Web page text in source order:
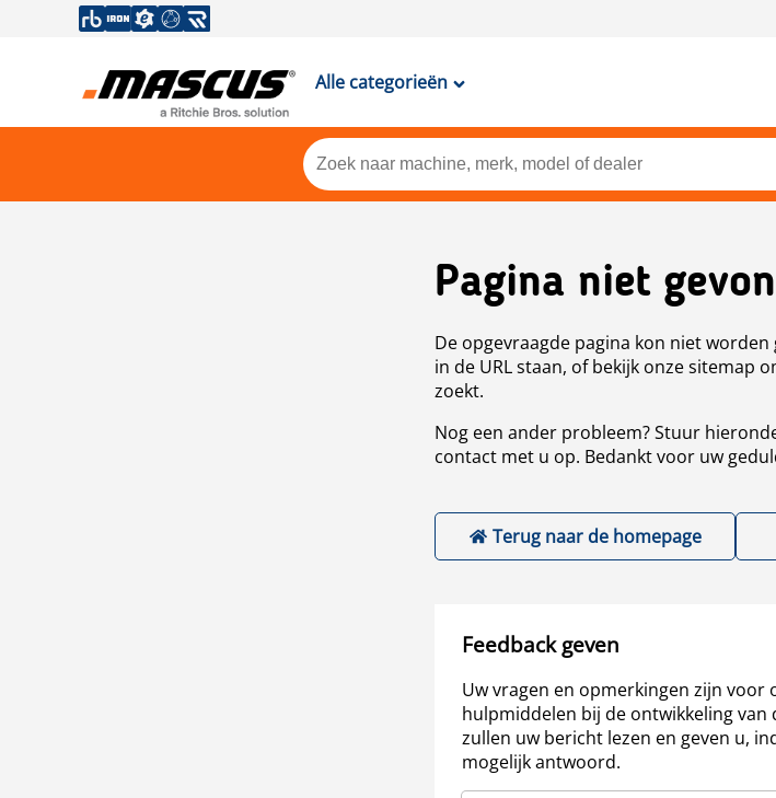
Alle categorieën
Pagina niet
De opgevraagde pagina kon niet
in de URL staan, of bekijk onze sitemap
zoekt.
Nog een ander probleem? Stuur
contact met u op. Bedankt voor uw
Terug naar de homepage
Feedback geven
Uw vragen en opmerkingen zijn voor
hulpmiddelen bij de ontwikkeling van
zullen uw bericht lezen en geven u,
mogelijk antwoord.